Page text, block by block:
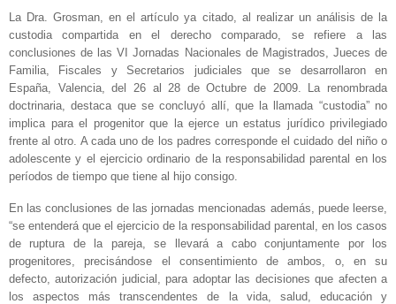
La Dra. Grosman, en el artículo ya citado, al realizar un análisis de la
custodia compartida en el derecho comparado, se refiere a las
conclusiones de las VI Jornadas Nacionales de Magistrados, Jueces de
Familia, Fiscales y Secretarios judiciales que se desarrollaron en
España, Valencia, del 26 al 28 de Octubre de 2009. La renombrada
doctrinaria, destaca que se concluyó allí, que la llamada “custodia” no
implica para el progenitor que la ejerce un estatus jurídico privilegiado
frente al otro. A cada uno de los padres corresponde el cuidado del niño o
adolescente y el ejercicio ordinario de la responsabilidad parental en los
períodos de tiempo que tiene al hijo consigo.
En las conclusiones de las jornadas mencionadas además, puede leerse,
“se entenderá que el ejercicio de la responsabilidad parental, en los casos
de ruptura de la pareja, se llevará a cabo conjuntamente por los
progenitores, precisándose el consentimiento de ambos, o, en su
defecto, autorización judicial, para adoptar las decisiones que afecten a
los aspectos más transcendentes de la vida, salud, educación y